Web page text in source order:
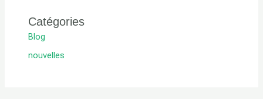
Catégories
Blog
nouvelles